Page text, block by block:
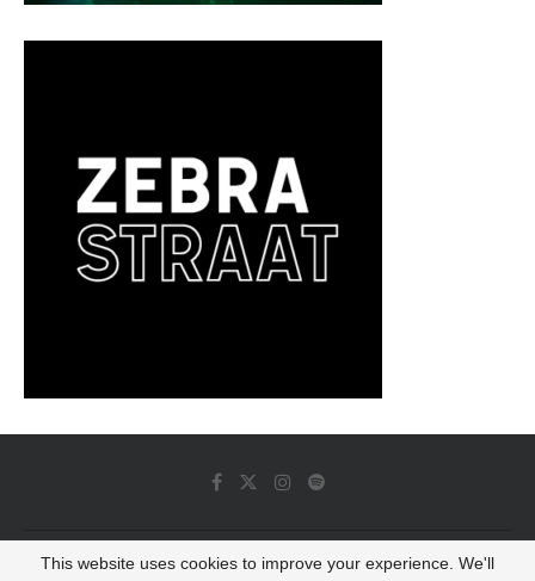
© 2022 - Luminous Dash All Rights Reserved
This website uses cookies to improve your experience. We'll